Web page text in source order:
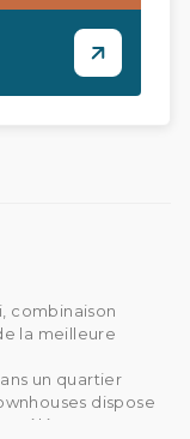
combinaison
la meilleure
un quartier
dispose
élégantes avec